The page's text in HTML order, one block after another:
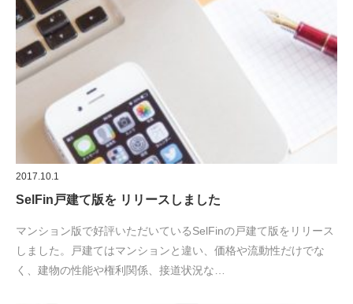
2017.10.1
SelFin戸建て版を リリースしました
マンション版で好評いただいているSelFinの戸建て版をリリース
しました。戸建てはマンションと違い、価格や流動性だけでな
く、建物の性能や権利関係、接道状況な…